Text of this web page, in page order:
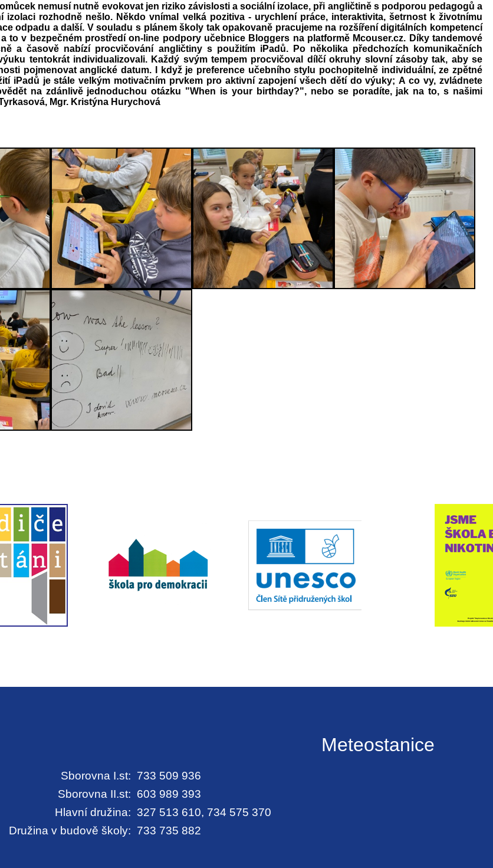
nemusí nutně evokovat jen riziko závislosti a sociální izolace, při angličtině s podporou pedagogů a
izolaci rozhodně nešlo. Někdo vnímal velká pozitiva - urychlení práce, interaktivita, šetrnost k životnímu
odpadu a další. V souladu s plánem školy tak opakovaně pracujeme na rozšíření digitálních kompetencí
to v bezpečném prostředí on-line podpory učebnice Bloggers na platformě Mcouser.cz. Díky tandemové
a časově nabízí procvičování angličtiny s použitím iPadů. Po několika předchozích komunikačních
tentokrát individualizovali. Každý svým tempem procvičoval dílčí okruhy slovní zásoby tak, aby se
pojmenovat anglické datum. I když je preference učebního stylu pochopitelně individuální, ze zpětné
iPadů je stále velkým motivačním prvkem pro aktivní zapojení všech dětí do výuky; A co vy, zvládnete
na zdánlivě jednoduchou otázku "When is your birthday?", nebo se poradíte, jak na to, s našimi
Mgr. Kristýna Hurychová
Sborovna I.st: 733 509 936
Sborovna II.st: 603 989 393
Hlavní družina: 327 513 610, 734 575 370
Družina v budově školy: 733 735 882
Meteostanice